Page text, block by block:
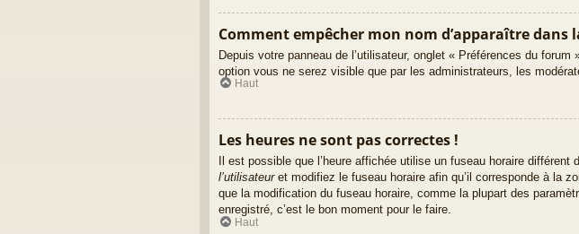
Comment empêcher mon nom d’apparaître dans
Depuis votre panneau de l’utilisateur, onglet « Préférences du forum
option vous ne serez visible que par les administrateurs, les
Haut
Les heures ne sont pas correctes !
Il est possible que l’heure affichée utilise un fuseau horaire
l’utilisateuret modifiez le fuseau horaire afin qu’il corresponde à la
que la modification du fuseau horaire, comme la plupart des
enregistré, c’est le bon moment pour le faire.
Haut